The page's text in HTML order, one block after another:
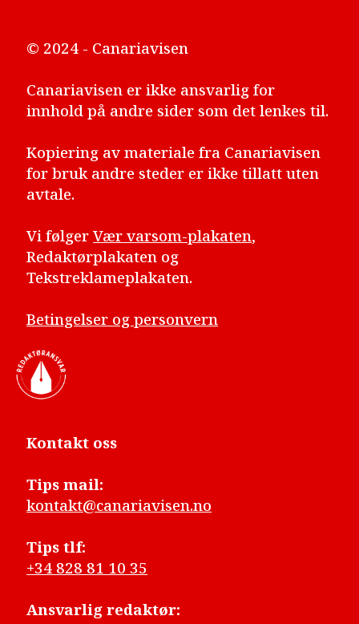
© 2024 - Canariavisen
Canariavisen er ikke ansvarlig for
innhold på andre sider som det lenkes til.
Kopiering av materiale fra Canariavisen
for bruk andre steder er ikke tillatt uten
avtale.
Vi følgerVær varsom-plakaten,
Redaktørplakaten og
Tekstreklameplakaten.
Betingelser og personvern
Kontakt oss
Tips mail:
kontakt@canariavisen.no
Tips tlf:
+34 828 81 10 35
Ansvarlig redaktør: